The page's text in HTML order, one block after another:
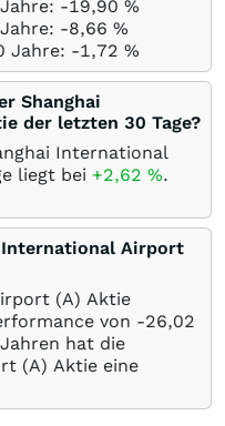
-19,90 %
-8,66 %
Jahre: -1,72 %
Shanghai
der letzten 30 Tage?
International
liegt bei +2,62 %.
International Airport
(A) Aktie
von -26,02
hat die
(A) Aktie eine